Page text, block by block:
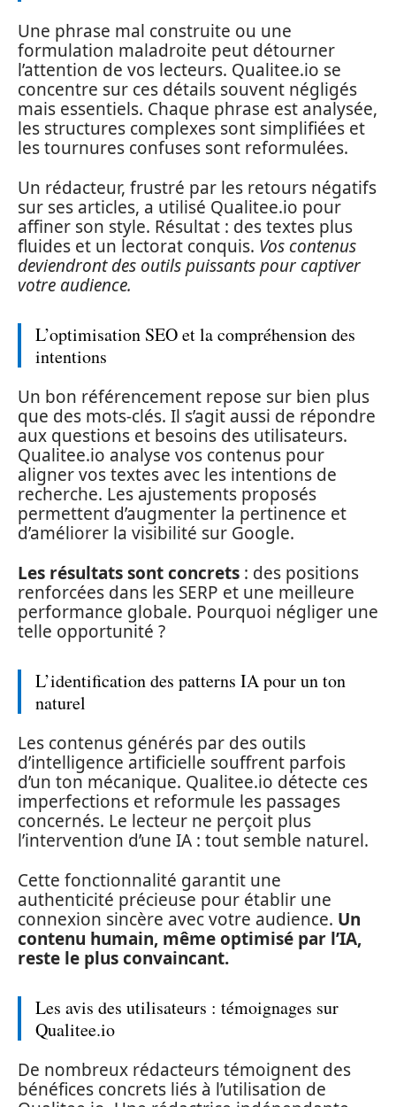
Une phrase mal construite ou une
formulation maladroite peut détourner
l’attention de vos lecteurs. Qualitee.io se
concentre sur ces détails souvent négligés
mais essentiels. Chaque phrase est analysée,
les structures complexes sont simplifiées et
les tournures confuses sont reformulées.
Un rédacteur, frustré par les retours négatifs
sur ses articles, a utilisé Qualitee.io pour
affiner son style. Résultat : des textes plus
fluides et un lectorat conquis. Vos contenus
deviendront des outils puissants pour captiver
votre audience.
L’optimisation SEO et la compréhension des
intentions
Un bon référencement repose sur bien plus
que des mots-clés. Il s’agit aussi de répondre
aux questions et besoins des utilisateurs.
Qualitee.io analyse vos contenus pour
aligner vos textes avec les intentions de
recherche. Les ajustements proposés
permettent d’augmenter la pertinence et
d’améliorer la visibilité sur Google.
Les résultats sont concrets : des positions
renforcées dans les SERP et une meilleure
performance globale. Pourquoi négliger une
telle opportunité ?
L’identification des patterns IA pour un ton
naturel
Les contenus générés par des outils
d’intelligence artificielle souffrent parfois
d’un ton mécanique. Qualitee.io détecte ces
imperfections et reformule les passages
concernés. Le lecteur ne perçoit plus
l’intervention d’une IA : tout semble naturel.
Cette fonctionnalité garantit une
authenticité précieuse pour établir une
connexion sincère avec votre audience. Un
contenu humain, même optimisé par l’IA,
reste le plus convaincant.
Les avis des utilisateurs : témoignages sur
Qualitee.io
De nombreux rédacteurs témoignent des
bénéfices concrets liés à l’utilisation de